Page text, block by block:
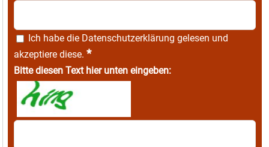
Ich habe die Datenschutzerklärung gelesen und
akzeptiere diese. *
Bitte diesen Text hier unten eingeben: